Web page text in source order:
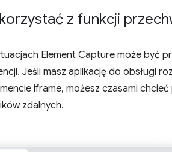
z funkcji
Element Capture może być
Jeśli masz aplikację do obsługi
iframe, możesz czasami
zdalnych.